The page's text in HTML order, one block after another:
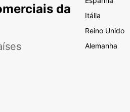
da
Itália
Reino Unido
Alemanha